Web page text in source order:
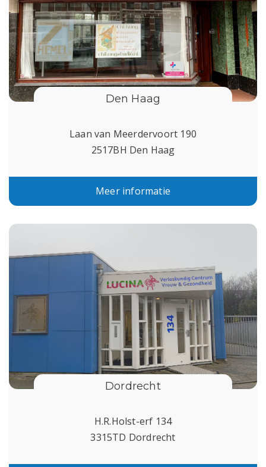
Den Haag
Laan van Meerdervoort 190
2517BH Den Haag
Meer informatie
Dordrecht
H.R.Holst-erf 134
3315TD Dordrecht